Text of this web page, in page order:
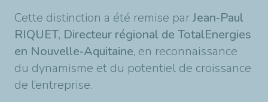
Cette distinction a été remise parJean‑Paul
RIQUET, Directeur régional de TotalEnergies
en Nouvelle‑Aquitaine, en reconnaissance
du dynamisme et du potentiel de croissance
de l’entreprise.